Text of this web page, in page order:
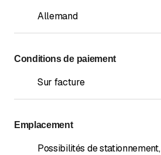
Allemand
Conditions de paiement
Sur facture
Emplacement
Possibilités de stationnement,